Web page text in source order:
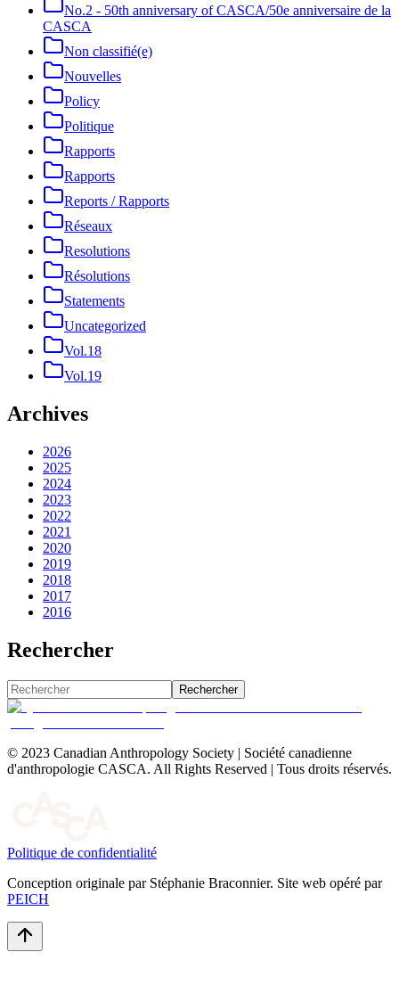
No.2 - 50th anniversary of CASCA/50e anniversaire de la
CASCA
Non classifié(e)
Nouvelles
Policy
Politique
Rapports
Rapports
Reports / Rapports
Réseaux
Resolutions
Résolutions
Statements
Uncategorized
Vol.18
Vol.19
Archives
2026
2025
2024
2023
2022
2021
2020
2019
2018
2017
2016
Rechercher
Rechercher
© 2023 Canadian Anthropology Society | Société canadienne
d'anthropologie CASCA. All Rights Reserved | Tous droits réservés.
Politique de confidentialité
Conception originale par Stéphanie Braconnier. Site web opéré par
PEICH